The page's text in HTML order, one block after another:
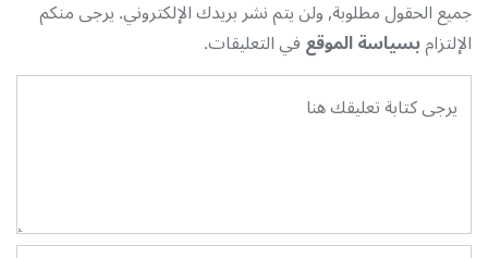
جميع الحقول مطلوبة, ولن يتم نشر بريدك الإلكتروني. يرجى منكم
الإلتزامبسياسة الموقعفي التعليقات.